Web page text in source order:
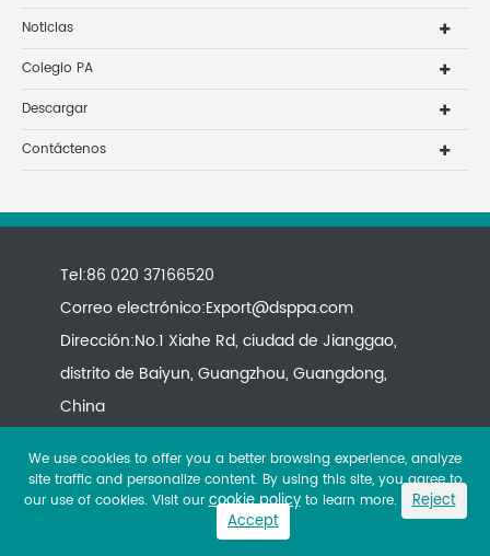
Noticias
Colegio PA
Descargar
Contáctenos
Tel:86 020 37166520
Correo electrónico:Export@dsppa.com
Dirección:No.1 Xiahe Rd, ciudad de Jianggao,
distrito de Baiyun, Guangzhou, Guangdong,
China
Copyright ©All rights reserved.
We use cookies to offer you a better browsing experience, analyze
site traffic and personalize content. By using this site, you agree to
our use of cookies. Visit ourcookie policyto learn more.
Reject
Accept